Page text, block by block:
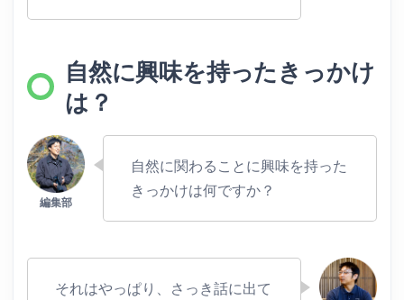
自然に興味を持ったきっかけ
は？
自然に関わることに興味を持った
きっかけは何ですか？
それはやっぱり、さっき話に出て